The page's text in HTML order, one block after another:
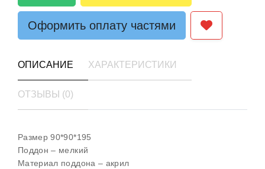
Оформить оплату частями
ОПИСАНИЕ ХАРАКТЕРИСТИКИ
ОТЗЫВЫ (0)
Размер 90*90*195
Поддон – мелкий
Материал поддона – акрил